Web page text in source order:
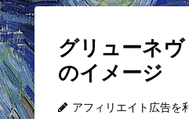
グリューネ
のイメージ
アフィリエイト広告を